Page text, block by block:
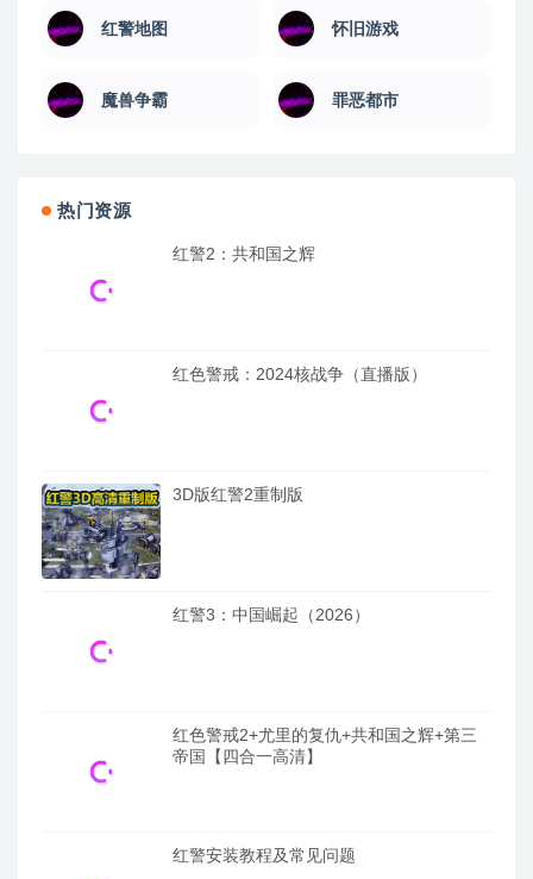
红警地图 怀旧游戏
魔兽争霸 罪恶都市
热门资源
红警2：共和国之辉
红色警戒：2024核战争（直播版）
3D版红警2重制版
红警3：中国崛起（2026）
红色警戒2+尤里的复仇+共和国之辉+第三
帝国【四合一高清】
红警安装教程及常见问题